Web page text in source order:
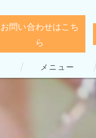
お問い合わせはこち
ら
メニュー